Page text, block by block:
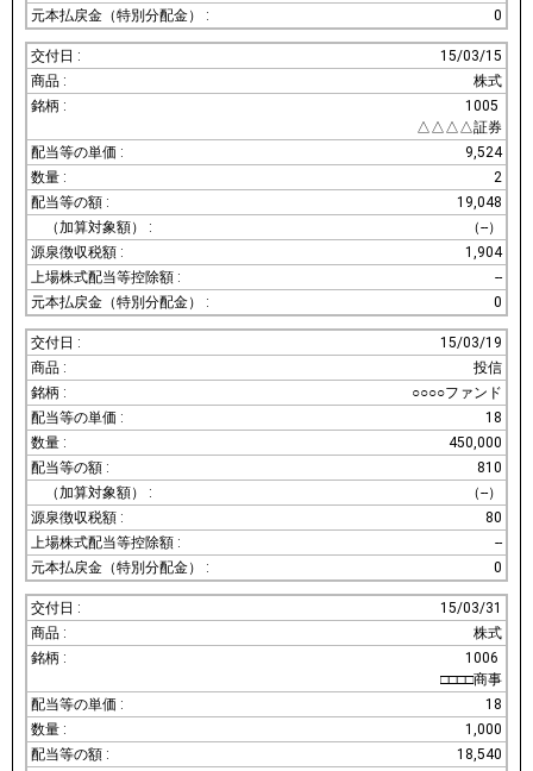
0
15/03/15
株式
1005
△△△△証券
9,524
2
19,048
（--）
1,904
--
0
15/03/19
投信
○○○○ファンド
18
450,000
810
（--）
80
--
0
15/03/31
株式
1006
□□□□商事
18
1,000
18,540